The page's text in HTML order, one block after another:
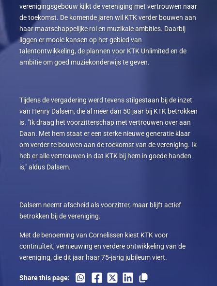
verenigingsgebouw kijkt de vereniging met vertrouwen naar
de toekomst. De komende jaren wil KTK verder bouwen aan
haar maatschappelijke rol en muzikale ambities. Daarbij
liggen er mooie kansen op het gebied van
talentontwikkeling, de plannen voor KTK Unlimited en de
ambitie om goed muziekonderwijs te geven.
Tijdens de vergadering werd tevens stilgestaan bij de inzet
van Henry Dalsem, die al meer dan 50 jaar bij KTK betrokken
is. "Ik draag het voorzitterschap met vertrouwen over aan
Daan. Met hem staat er een sterke nieuwe generatie klaar
om verder te bouwen aan de toekomst van de vereniging. Ik
heb er alle vertrouwen in dat KTK bij hem in goede handen
is," aldus Dalsem.
Dalsem neemt afscheid als voorzitter, maar blijft actief
betrokken bij de vereniging.
Met de benoeming van Cornelissen kiest KTK voor
continuïteit, vernieuwing en verdere ontwikkeling van de
vereniging, die dit jaar haar 75-jarig jubileum viert.
Share this page: